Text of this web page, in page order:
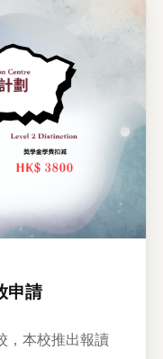
申請
，本校推出報讀